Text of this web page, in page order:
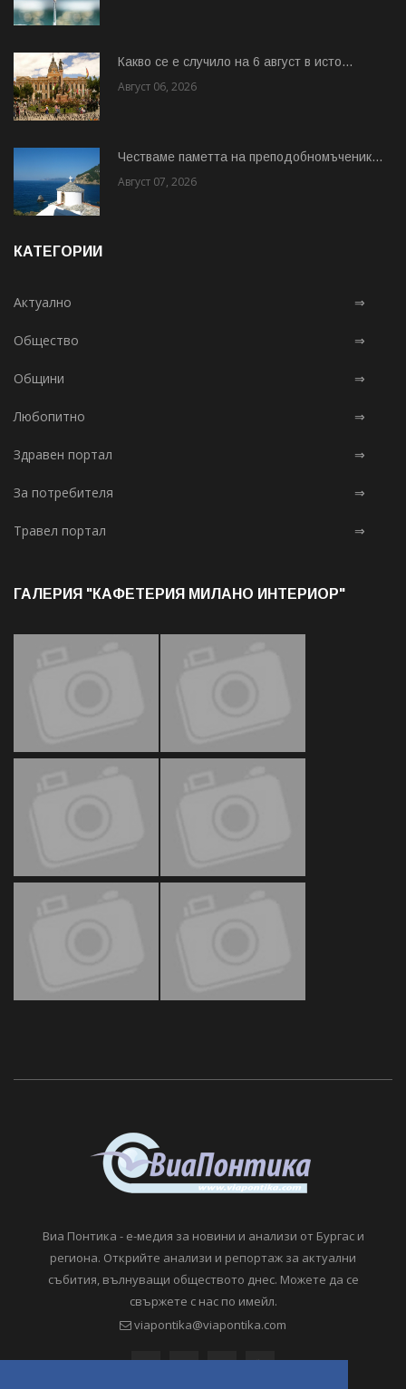
Какво се е случило на 6 август в исто...
Август 06, 2026
Честваме паметта на преподобномъченик...
Август 07, 2026
КАТЕГОРИИ
Актуално ⇒
Общество ⇒
Общини ⇒
Любопитно ⇒
Здравен портал ⇒
За потребителя ⇒
Травел портал ⇒
ГАЛЕРИЯ "КАФЕТЕРИЯ МИЛАНО ИНТЕРИОР"
Виа Понтика - е-медия за новини и анализи от Бургас и
региона. Открийте анализи и репортаж за актуални
събития, вълнуващи обществото днес. Можете да се
свържете с нас по имейл.
viapontika@viapontika.com